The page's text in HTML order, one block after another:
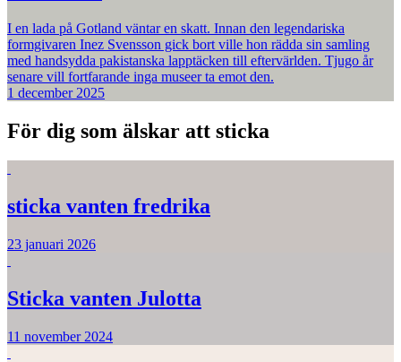
I en lada på Gotland väntar en skatt. Innan den legendariska
formgivaren Inez Svensson gick bort ville hon rädda sin samling
med handsydda pakistanska lapptäcken till eftervärlden. Tjugo år
senare vill fortfarande inga museer ta emot den.
1 december 2025
För dig som älskar att sticka
sticka vanten fredrika
23 januari 2026
Sticka vanten Julotta
11 november 2024